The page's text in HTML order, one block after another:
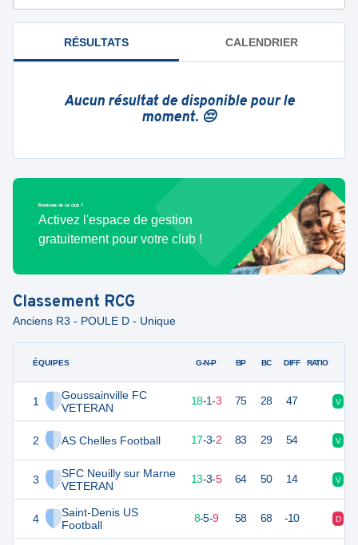
RÉSULTATS CALENDRIER
Aucun résultat de disponible pour le
moment. 😔
Bénévole de ce club ?
Activez l'espace de gestion
gratuitement pour votre club !
Classement RCG
Anciens R3 - POULE D - Unique
ÉQUIPES
1
Goussainville FC
VETERAN
2 AS Chelles Football
3
SFC Neuilly sur Marne
VETERAN
4
Saint-Denis US
Football
G-N-P BP BC DIFF RATIO
55 18-1-3 75 28 47 V
54 17-3-2 83 29 54 V
41 22 13-3-5 64 50 14 V
8-5-9 58 68 -10 D